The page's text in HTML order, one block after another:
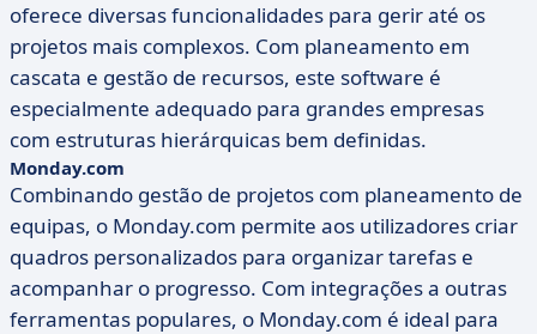
oferece diversas funcionalidades para gerir até os
projetos mais complexos. Com planeamento em
cascata e gestão de recursos, este software é
especialmente adequado para grandes empresas
com estruturas hierárquicas bem definidas.
Monday.com
Combinando gestão de projetos com planeamento de
equipas, o Monday.com permite aos utilizadores criar
quadros personalizados para organizar tarefas e
acompanhar o progresso. Com integrações a outras
ferramentas populares, o Monday.com é ideal para